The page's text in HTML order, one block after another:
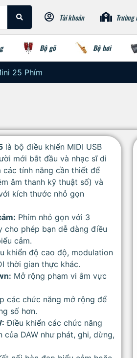
Tài khoản Trường
Bộ gõ Bộ hơi
25 Phím
là bộ điều khiển MIDI USB
mới bắt đầu và nhạc sĩ di
tính năng cần thiết để
âm thanh kỹ thuật số) và
kích thước nhỏ gọn
Phím nhỏ gọn với 3
phép bạn dễ dàng điều
cảm.
khiển độ cao độ, modulation
thời gian thực khác.
Mở rộng phạm vi âm vực
các chức năng mở rộng để
số hơn.
Điều khiển các chức năng
của DAW như phát, ghi, dừng,